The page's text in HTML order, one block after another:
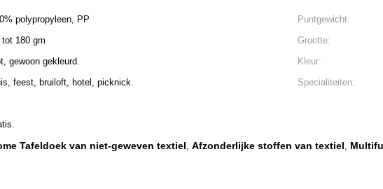
polypropyleen, PP Puntgewicht:
tot 180 gm Grootte:
gewoon gekleurd. Kleur:
feest, bruiloft, hotel, picknick. Specialiteiten:
Tafeldoek van niet-geweven textiel, Afzonderlijke stoffen van textiel,